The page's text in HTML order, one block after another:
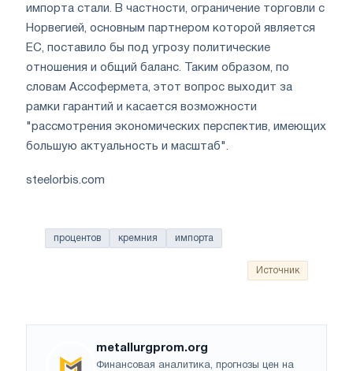
импорта стали. В частности, ограничение торговли с
Норвегией, основным партнером которой является
ЕС, поставило бы под угрозу политические
отношения и общий баланс. Таким образом, по
словам Ассофермета, этот вопрос выходит за
рамки гарантий и касается возможности
"рассмотрения экономических перспектив, имеющих
большую актуальность и масштаб".
steelorbis.com
процентов кремния импорта
Источник
metallurgprom.org
Финансовая аналитика, прогнозы цен на